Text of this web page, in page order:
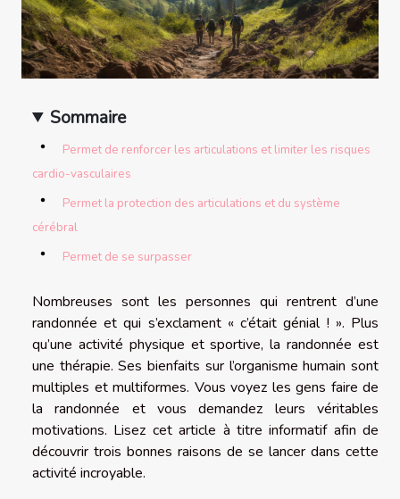
Sommaire
Permet de renforcer les articulations et limiter les risques
cardio-vasculaires
Permet la protection des articulations et du système
cérébral
Permet de se surpasser
Nombreuses sont les personnes qui rentrent d’une
randonnée et qui s’exclament « c’était génial ! ». Plus
qu’une activité physique et sportive, la randonnée est
une thérapie. Ses bienfaits sur l’organisme humain sont
multiples et multiformes. Vous voyez les gens faire de
la randonnée et vous demandez leurs véritables
motivations. Lisez cet article à titre informatif afin de
découvrir trois bonnes raisons de se lancer dans cette
activité incroyable.